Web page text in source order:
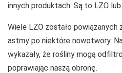
innych produktach. Są to LZO
Wiele LZO zostało powiązanych
astmy po niektóre nowotwory.
wykazały, że rośliny mogą
poprawiając naszą obronę.